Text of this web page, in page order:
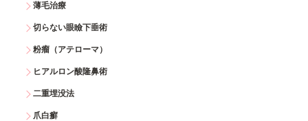
薄毛治療
切らない眼瞼下垂術
粉瘤（アテローマ）
ヒアルロン酸隆鼻術
二重埋没法
爪白癬